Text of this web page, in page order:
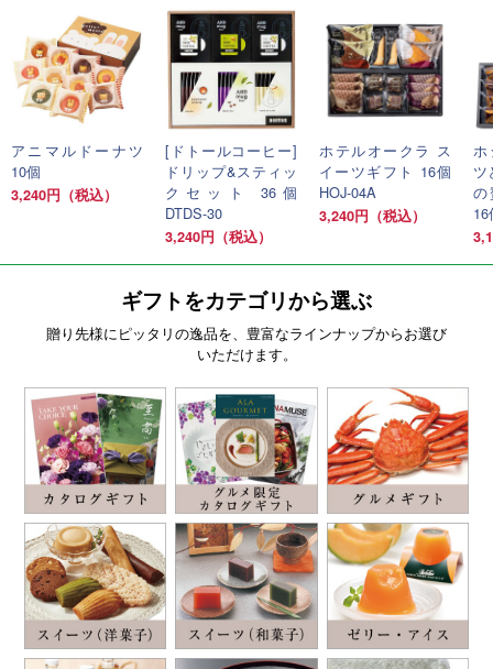
アニマルドーナツ
10個
3,240円（税込）
[ドトールコーヒー]
ドリップ&スティッ
クセット 36個
DTDS-30
3,240円（税込）
ホテルオークラ ス
イーツギフト 16個
HOJ-04A
3,240円（税込）
ツ
ギフトをカテゴリから選ぶ
贈り先様にピッタリの逸品を、豊富なラインナップからお選び
いただけます。